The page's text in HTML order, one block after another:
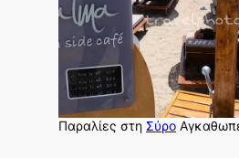
Παραλίες στη Σύρο